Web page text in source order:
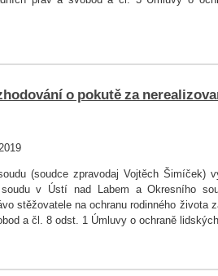
o pokutě za
(soudce zpravodaj Vojtěch Šimíček)
soudu v Ústí nad Labem a Okresního
stěžovatele na ochranu rodinného života
a čl. 8 odst. 1 Úmluvy o ochraně